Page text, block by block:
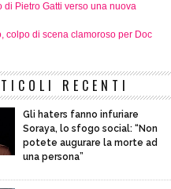
di Pietro Gatti verso una nuova
colpo di scena clamoroso per Doc
RECENTI
Gli haters fanno infuriare
Soraya, lo sfogo social: “Non
potete augurare la morte ad
una persona”